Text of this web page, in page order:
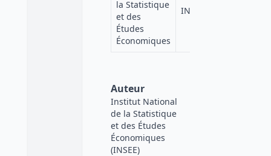
la Statistique
et des
Études
Économiques
INSEE
Auteur
Institut National
de la Statistique
et des Études
Économiques
(INSEE)